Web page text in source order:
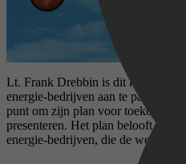
Lt. Frank Drebbin is dit keer van
energie-bedrijven aan te pakken.
punt om zijn plan voor toekomstige
presenteren. Het plan belooft
energie-bedrijven, die de